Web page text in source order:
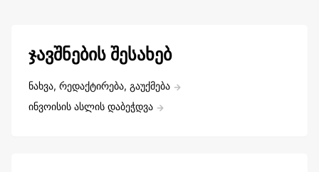
ჯავშნების შესახებ
ნახვა, რედაქტირება, გაუქმება
ინვოისის ასლის დაბეჭდვა